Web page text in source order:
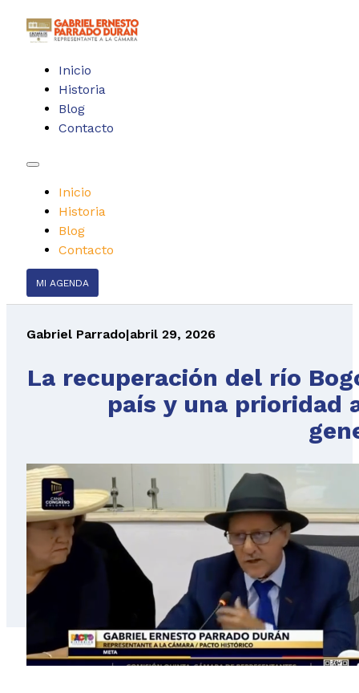
Inicio
Historia
Blog
Contacto
Inicio
Historia
Blog
Contacto
MI AGENDA
Gabriel Parrado|abril 29, 2026
La recuperación del río
país y una prioridad